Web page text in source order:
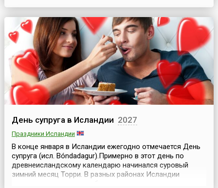
воссоединения Украинской Народной Республики (УНР)
и Западно-Украинской Народной Республики (ЗУНР) в
единое украинское государство.В январе 1918 года
была...
День супруга в Исландии 2027
Праздники Исландии
В конце января в Исландии ежегодно отмечается День
супруга (исл. Bóndadagur).Примерно в этот день по
древнеисландскому календарю начинался суровый
зимний месяц Торри. В разных районах Исландии